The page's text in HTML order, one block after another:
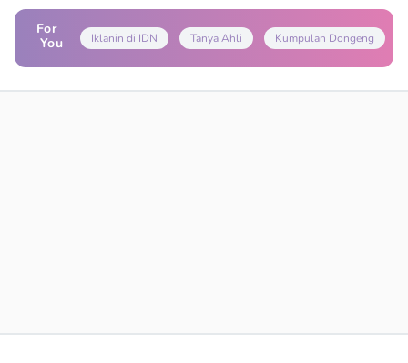
For
You
Iklanin di IDN Tanya Ahli Kumpulan Dongeng